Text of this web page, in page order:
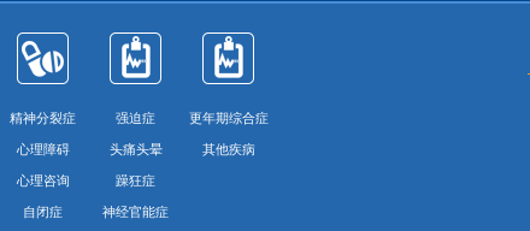
精神分裂症
心理障碍
心理咨询
自闭症
强迫症
头痛头晕
躁狂症
神经官能症
更年期综合症
其他疾病